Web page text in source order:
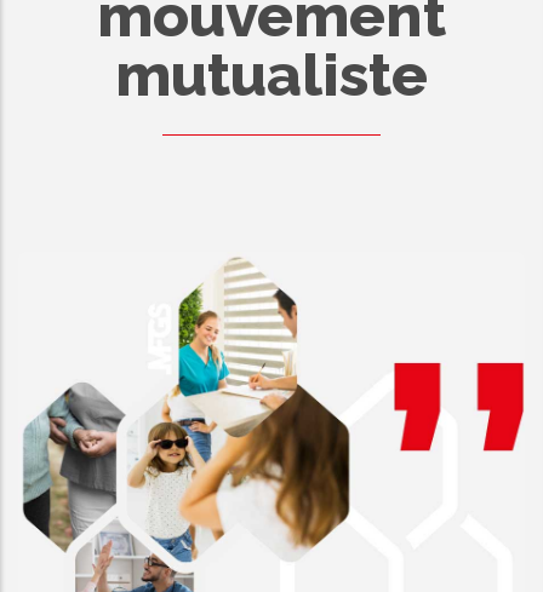
mouvement
mutualiste